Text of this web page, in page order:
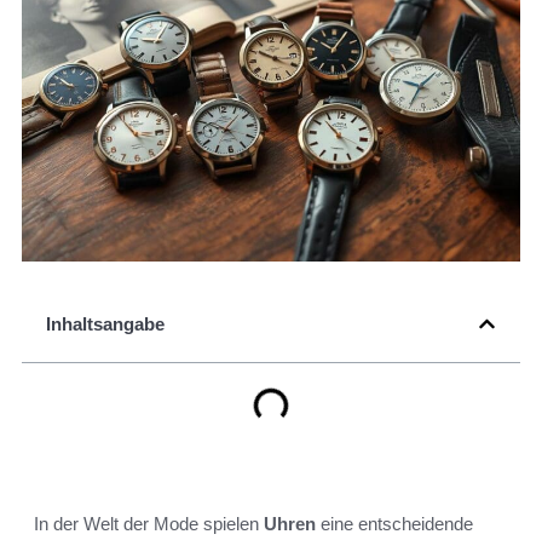
Inhaltsangabe
In der Welt der Mode spielen Uhren eine entscheidende